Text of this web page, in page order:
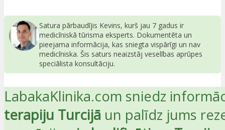
Satura pārbaudījis Kevins, kurš jau 7 gadus ir
medicīniskā tūrisma eksperts. Dokumentēta un
pieejama informācija, kas sniegta vispārīgi un nav
medicīniska. Šis saturs neaizstāj veselības aprūpes
speciālista konsultāciju.
LabakaKlinika.com sniedz
terapiju Turcijā un palīdz jums